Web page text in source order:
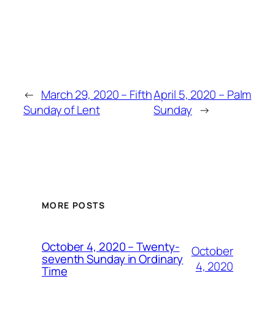
← March 29, 2020 – Fifth
Sunday of Lent
April 5, 2020 – Palm
Sunday →
MORE POSTS
October 4, 2020 – Twenty-
seventh Sunday in Ordinary
Time
October
4, 2020